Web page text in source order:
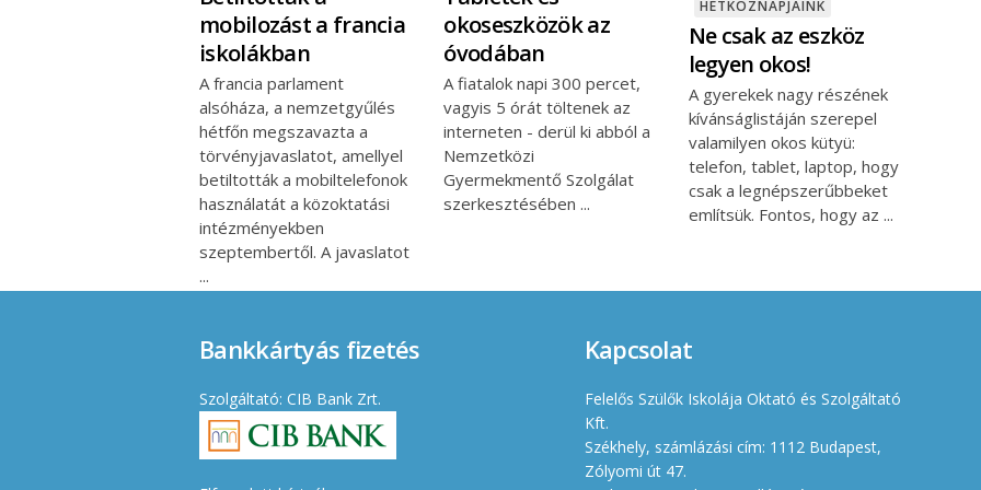
mobilozást a francia
iskolákban
A francia parlament
alsóháza, a nemzetgyűlés
hétfőn megszavazta a
törvényjavaslatot, amellyel
betiltották a mobiltelefonok
használatát a közoktatási
intézményekben
szeptembertől. A javaslatot
okoseszközök az
óvodában
A fiatalok napi 300 percet,
vagyis 5 órát töltenek az
interneten - derül ki abból a
Nemzetközi
Gyermekmentő Szolgálat
szerkesztésében
HÉTKÖZNAPJAINK
Ne csak az eszköz
legyen okos!
A gyerekek nagy részének
kívánságlistáján szerepel
valamilyen okos kütyü:
telefon, tablet, laptop, hogy
csak a legnépszerűbbeket
említsük. Fontos, hogy az
Bankkártyás fizetés
Szolgáltató: CIB Bank Zrt.
Kapcsolat
Felelős Szülők Iskolája Oktató és Szolgáltató
Kft.
Székhely, számlázási cím: 1112 Budapest,
Zólyomi út 47.